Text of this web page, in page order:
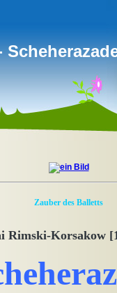
Zauber des Balletts
Rimski-Korsakow